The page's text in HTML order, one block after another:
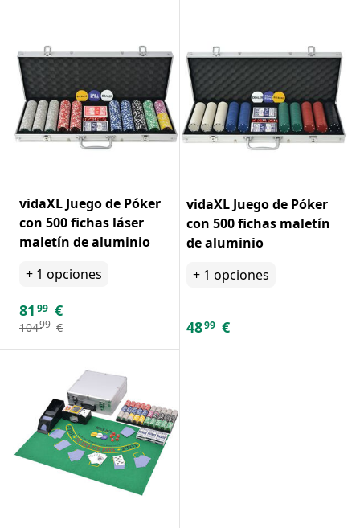
vidaXL Juego de Póker
con 500 fichas láser
maletín de aluminio
+ 1 opciones
81 99 €
10499 €
vidaXL Juego de Póker
con 500 fichas maletín
de aluminio
+ 1 opciones
4899 €